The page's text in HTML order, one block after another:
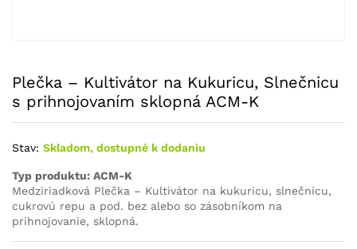
Plečka – Kultivátor na Kukuricu, Slnečnicu
s prihnojovaním sklopná ACM-K
Stav: Skladom, dostupné k dodaniu
Typ produktu: ACM-K
Medziriadková Plečka – Kultivátor na kukuricu, slnečnicu,
cukrovú repu a pod. bez alebo so zásobníkom na
prihnojovanie, sklopná.